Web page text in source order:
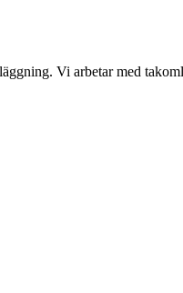
Vi arbetar med